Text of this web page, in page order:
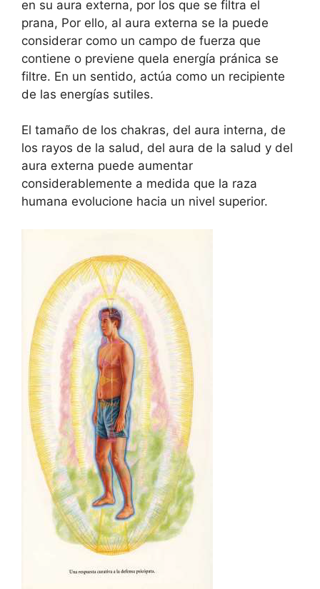
en su aura externa, por los que se filtra el
prana, Por ello, al aura externa se la puede
considerar como un campo de fuerza que
contiene o previene quela energía pránica se
filtre. En un sentido, actúa como un recipiente
de las energías sutiles.
El tamaño de los chakras, del aura interna, de
los rayos de la salud, del aura de la salud y del
aura externa puede aumentar
considerablemente a medida que la raza
humana evolucione hacia un nivel superior.